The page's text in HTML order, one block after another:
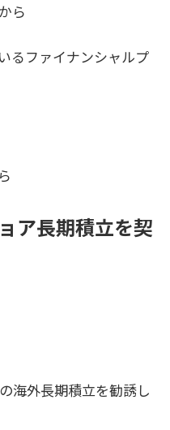
ら
るファイナンシャルプ
ア長期積立を契
海外長期積立を勧誘し